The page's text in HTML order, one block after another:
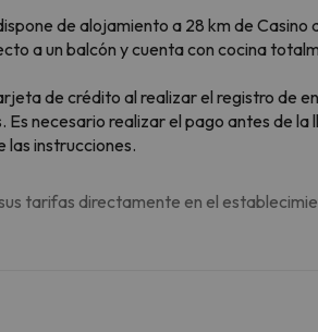
de alojamiento a 28 km de Casino
a un balcón y cuenta con cocina
de crédito al realizar el registro de
necesario realizar el pago antes de
instrucciones.
tarifas directamente en el